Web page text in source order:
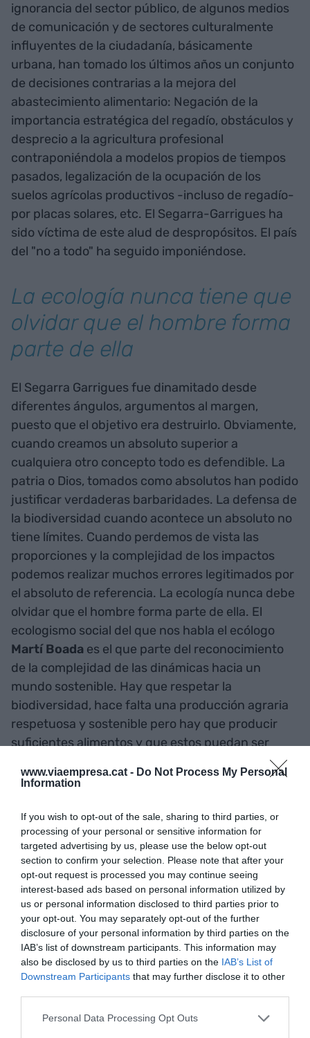
www.viaempresa.cat - Do Not Process My Personal
Information
If you wish to opt-out of the sale, sharing to third parties, or
processing of your personal or sensitive information for
targeted advertising by us, please use the below opt-out
section to confirm your selection. Please note that after your
opt-out request is processed you may continue seeing
interest-based ads based on personal information utilized by
us or personal information disclosed to third parties prior to
your opt-out. You may separately opt-out of the further
disclosure of your personal information by third parties on the
IAB’s list of downstream participants. This information may
also be disclosed by us to third parties on the IAB’s List of
Downstream Participants that may further disclose it to other
Personal Data Processing Opt Outs
ignorancia del sector público, de algunos medios
de comunicación y de sectores culturalmente
influyentes de la ciudadanía, básicamente
urbana, han tomado los últimos años un conjunto
de decisiones contrarias a la mejora del
abastecimiento alimentario: Negación de la
importancia estratégica del regadío, obstáculos y
desprecio a la agricultura profesional
contraponiéndola a modelos propios de tiempos
pasados, legalización de la ocupación de los
suelos agrícolas productivos -incluso de regadío-
por placas solares, etc. El Segarra-Garrigues ha
sido víctima de este alud de despropósitos. El país
del "no a todo" ha seguido imponiéndose.
La ecología nunca tiene que
olvidar que el hombre forma
parte de ella
El Segarra Garrigues fue dinamitado desde
diferentes ángulos, argumentos al margen,
puesto que el objetivo era destruirlo. Obviamente,
cuando creamos un absoluto superior a
cualquiera otro concepto todo es defendible. La
patria o Dios, tomados como absolutos han podido
justificar verdaderas barbaridades. La defensa de
la biodiversidad cuando acontece un absoluto no
tiene límites. Cuando perdemos de vista las
proporciones y la complejidad de los impactos
podemos realizar muchos errores legitimados por
el absoluto de referencia. La ecología nunca debe
olvidar que el hombre forma parte de ella. El
ecologismo social del que nos habla el ecólogo
Martí Boada es el que parte del reconocimiento
de la complejidad de las dinámicas hacia un
mundo sostenible. Hay que respetar la
biodiversidad, hace falta una producción agraria
respetuosa y sostenible pero hay que producir
suficientes alimentos y que estos puedan ser
Segarra-Garrigues se produjeron una serie de
disfunciones:
Ampliación exagerada de las áreas ZEPA hasta
el 42% del área programada, muy por encima de
las reservas medioambientales que se han
reclamado en otros regadíos, más todavía cuando
desde el principio ya se había realizado una cesión
importante de tierras que daba una buena
Ubicación de las zonas ZEPA en las mejores